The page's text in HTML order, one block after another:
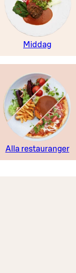
Middag
Alla restauranger